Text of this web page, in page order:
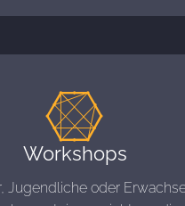
Workshops
Jugendliche oder